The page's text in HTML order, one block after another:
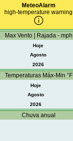
MeteoAlarm
high-temperature warning
Max Vento | Rajada - mph
Hoje
Agosto
2026
Temperaturas Máx-Min °F
Hoje
Agosto
2026
Chuva anual